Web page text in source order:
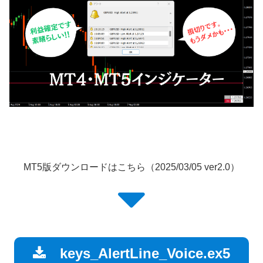
MT5版ダウンロードはこちら（2025/03/05 ver2.0）
keys_AlertLine_Voice.ex5